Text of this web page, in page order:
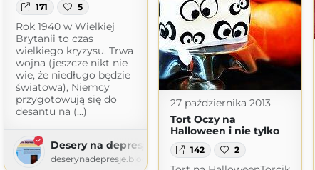
171 5
Rok 1940 w Wielkiej
Brytanii to czas
wielkiego kryzysu. Trwa
wojna (jeszcze nikt nie
wie, że niedługo będzie
światowa), Niemcy
przygotowują się do
desantu na (...)
Desery na depresję
deserynadepresje.blogspot.com
27 października 2013
Tort Oczy na
Halloween i nie tylko
142 2